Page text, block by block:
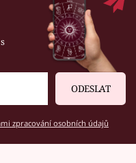
ODESLAT
zpracování osobních údajů